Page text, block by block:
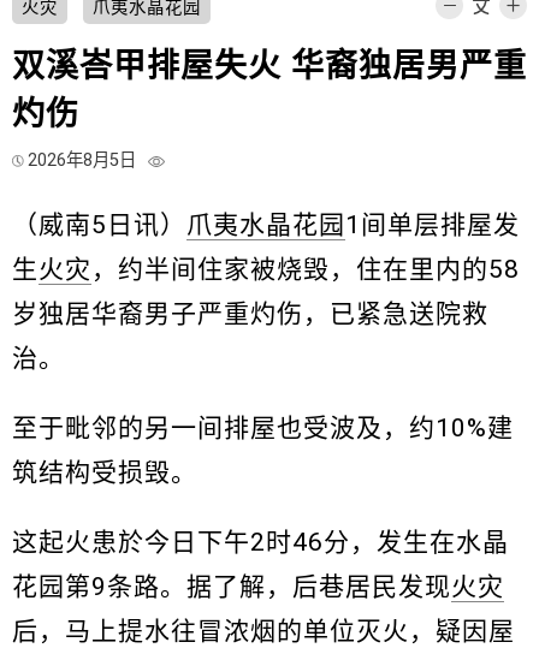
火灾 爪夷水晶花园
双溪峇甲排屋失火 华裔独居男严重
灼伤
2026年8月5日
（威南5日讯） 爪夷水晶花园 1间单层排屋发
生 火灾 ，约半间住家被烧毁，住在里内的58
岁独居华裔男子严重灼伤，已紧急送院救
治。
至于毗邻的另一间排屋也受波及，约10%建
筑结构受损毁。
这起火患於今日下午2时46分，发生在水晶
花园第9条路。据了解，后巷居民发现火灾
后，马上提水往冒浓烟的单位灭火，疑因屋